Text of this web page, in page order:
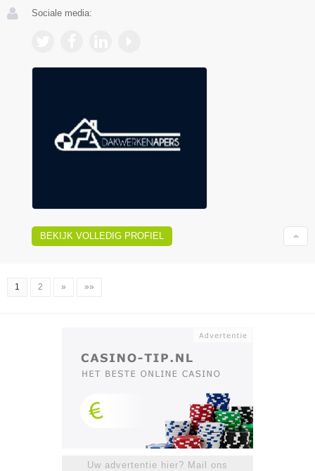
Sociale media:
BEKIJK VOLLEDIG PROFIEL
1 2 » »»
Uw advertentie hier? Mail ons